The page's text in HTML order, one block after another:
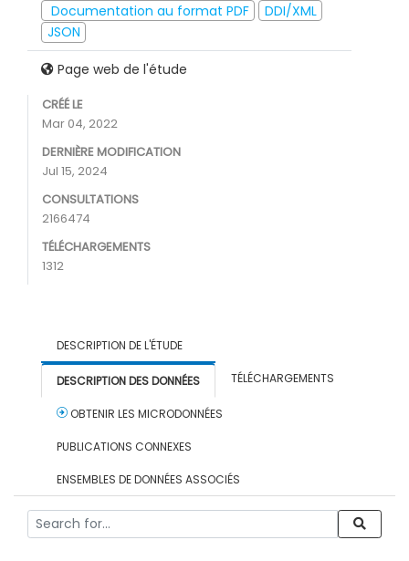
Documentation au format PDF
DDI/XML
JSON
Page web de l'étude
CRÉÉ LE
Mar 04, 2022
DERNIÈRE MODIFICATION
Jul 15, 2024
CONSULTATIONS
2166474
TÉLÉCHARGEMENTS
1312
DESCRIPTION DE L'ÉTUDE
DESCRIPTION DES DONNÉES TÉLÉCHARGEMENTS
OBTENIR LES MICRODONNÉES
PUBLICATIONS CONNEXES
ENSEMBLES DE DONNÉES ASSOCIÉS